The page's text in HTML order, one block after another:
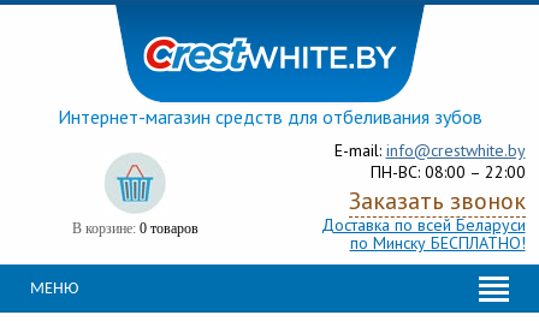
Интернет-магазин средств для отбеливания зубов
В корзине: 0 товаров
E-mail: info@crestwhite.by
ПН-ВС: 08:00 – 22:00
Заказать звонок
Доставка по всей Беларуси
по Минску БЕСПЛАТНО!
МЕНЮ